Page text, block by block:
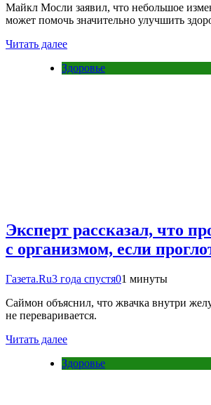
Майкл Мосли заявил, что небольшое
может помочь значительно улучшить
Читать далее
Здоровье
Эксперт рассказал, что
с организмом, если
Газета.Ru3 года спустя01 минуты
Саймон объяснил, что жвачка внутри
не переваривается.
Читать далее
Здоровье